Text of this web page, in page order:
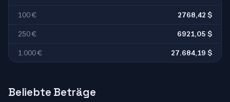
100 € 2768,42 $
250 € 6921,05 $
1.000 € 27.684,19 $
Beliebte Beträge